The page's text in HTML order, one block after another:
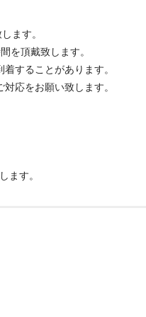
ます。
を頂戴致します。
することがあります。
応をお願い致します。
ます。